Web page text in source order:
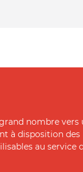
nombre vers
à disposition des
au service